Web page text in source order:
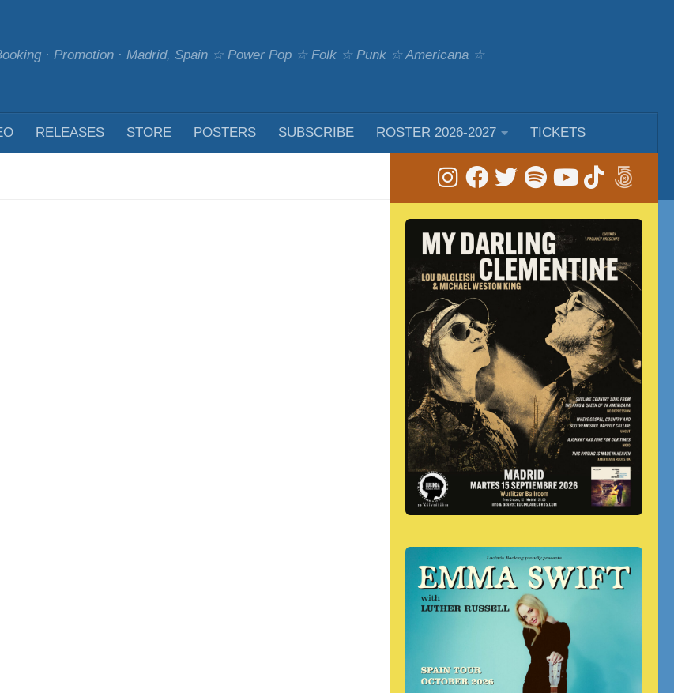
· Promotion · Madrid, Spain ☆ Power Pop ☆ Folk ☆ Punk ☆ Americana ☆
RELEASES STORE POSTERS SUBSCRIBE ROSTER 2026-2027 TICKETS